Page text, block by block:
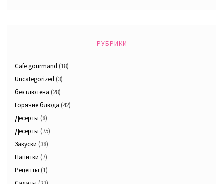
РУБРИКИ
Cafe gourmand (18)
Uncategorized (3)
без глютена (28)
Горячие блюда (42)
Десерты (8)
Десерты (75)
Закуски (38)
Напитки (7)
Рецепты (1)